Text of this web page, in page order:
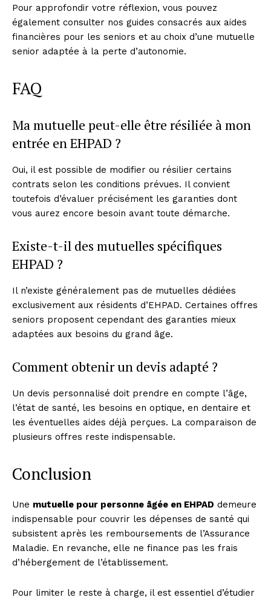
Pour approfondir votre réflexion, vous pouvez
également consulter nos guides consacrés aux aides
financières pour les seniors et au choix d’une mutuelle
senior adaptée à la perte d’autonomie.
FAQ
Ma mutuelle peut-elle être résiliée à mon
entrée en EHPAD ?
Oui, il est possible de modifier ou résilier certains
contrats selon les conditions prévues. Il convient
toutefois d’évaluer précisément les garanties dont
vous aurez encore besoin avant toute démarche.
Existe-t-il des mutuelles spécifiques
EHPAD ?
Il n’existe généralement pas de mutuelles dédiées
exclusivement aux résidents d’EHPAD. Certaines offres
seniors proposent cependant des garanties mieux
adaptées aux besoins du grand âge.
Comment obtenir un devis adapté ?
Un devis personnalisé doit prendre en compte l’âge,
l’état de santé, les besoins en optique, en dentaire et
les éventuelles aides déjà perçues. La comparaison de
plusieurs offres reste indispensable.
Conclusion
Une mutuelle pour personne âgée en EHPAD demeure
indispensable pour couvrir les dépenses de santé qui
subsistent après les remboursements de l’Assurance
Maladie. En revanche, elle ne finance pas les frais
d’hébergement de l’établissement.
Pour limiter le reste à charge, il est essentiel d’étudier